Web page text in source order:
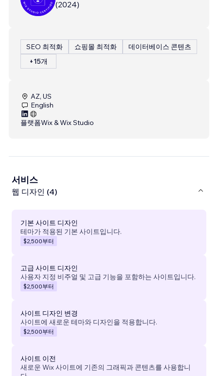
(2024)
SEO 최적화 쇼핑몰 최적화
데이터베이스 콘텐츠
+15개
AZ, US
English
플랫폼Wix & Wix Studio
서비스
웹 디자인 (4)
기본 사이트 디자인
테마가 적용된 기본 사이트입니다.
$2,500부터
고급 사이트 디자인
사용자 지정 비주얼 및 고급 기능을 포함하는 사이트입니다.
$2,500부터
사이트 디자인 변경
사이트에 새로운 테마와 디자인을 적용합니다.
$2,500부터
사이트 이전
새로운 Wix 사이트에 기존의 그래픽과 콘텐츠를 사용합니